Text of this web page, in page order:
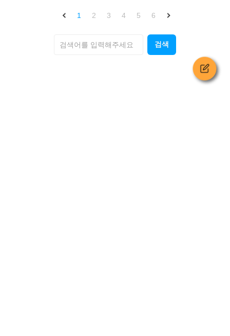
1 2 3 4 5 6
검색